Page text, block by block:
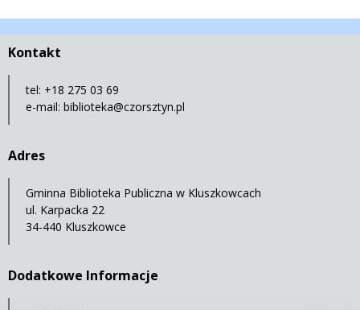
Kontakt
tel: +18 275 03 69
e-mail: biblioteka@czorsztyn.pl
Adres
Gminna Biblioteka Publiczna w Kluszkowcach
ul. Karpacka 22
34-440 Kluszkowce
Dodatkowe Informacje